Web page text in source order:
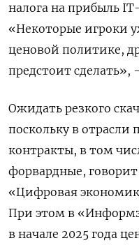
налога на прибыль
«Некоторые игроки
ценовой политике,
предстоит сделать»,
Ожидать резкого
поскольку в отрасли
контракты, в том
форвардные,
«Цифровая
При этом в
в начале 2025 года